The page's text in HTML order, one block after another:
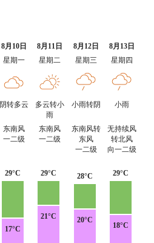
8月10日 8月11日 8月12日
8月13日
星期一 星期二 星期三 星期四
阴转多云
多云转小
雨
小雨转阴 小雨
东南风
一二级
东南风
一二级
东南风转
东风
一二级
无持续风
转北风
向一二级
29°C
17°C
29°C
21°C
28°C
20°C
29°C
18°C